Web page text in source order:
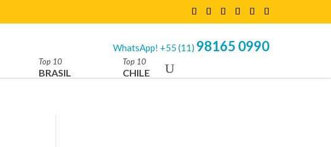
WhatsApp! +55 (11) 98165 0990
Top 10
BRASIL
Top 10
CHILE